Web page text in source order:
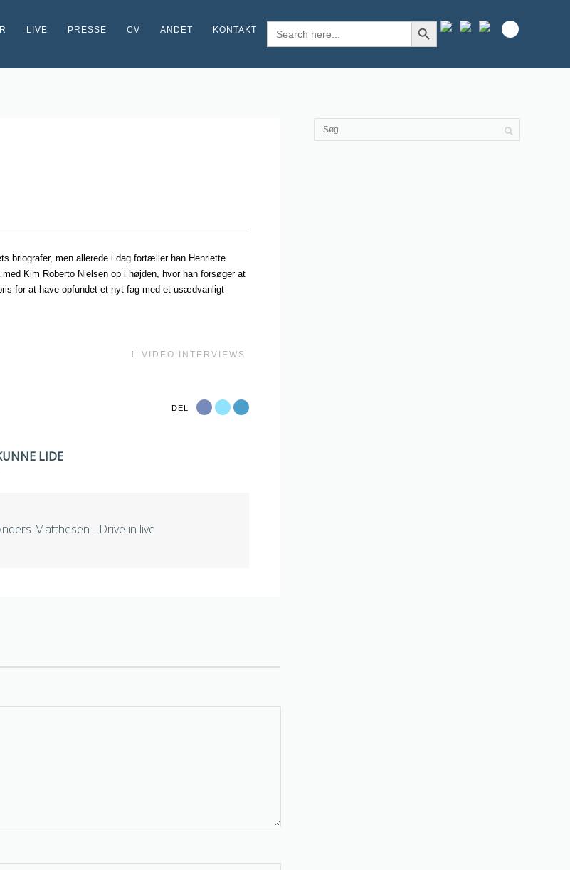
LIVE PRESSE CV ANDET KONTAKT
Search
for:
SEARCH BUTTON
briografer, men allerede i dag fortæller han Henriette
Kim Roberto Nielsen op i højden, hvor han forsøger at
for at have opfundet et nyt fag med et usædvanligt
VIDEO INTERVIEWS
DEL
LIDE
Matthesen - Drive in live